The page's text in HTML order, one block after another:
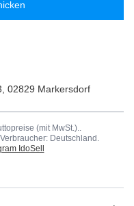
02829 Markersdorf
(mit MwSt.)..
Deutschland .